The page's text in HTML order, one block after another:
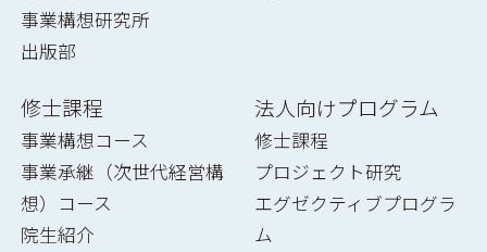
事業構想研究所
出版部
修士課程
事業構想コース
事業承継（次世代経営構
想）コース
院生紹介
法人向けプログラム
修士課程
プロジェクト研究
エグゼクティブプログラ
ム